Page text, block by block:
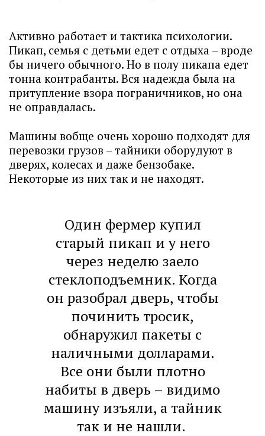
Активно работает и тактика психологии.
Пикап, семья с детьми едет с отдыха – вроде
бы ничего обычного. Но в полу пикапа едет
тонна контрабанты. Вся надежда была на
притупление взора пограничников, но она
не оправдалась.
Машины вобще очень хорошо подходят для
перевозки грузов – тайники оборудуют в
дверях, колесах и даже бензобаке.
Некоторые из них так и не находят.
Один фермер купил
старый пикап и у него
через неделю заело
стеклоподъемник. Когда
он разобрал дверь, чтобы
починить тросик,
обнаружил пакеты с
наличными долларами.
Все они были плотно
набиты в дверь – видимо
машину изъяли, а тайник
так и не нашли.